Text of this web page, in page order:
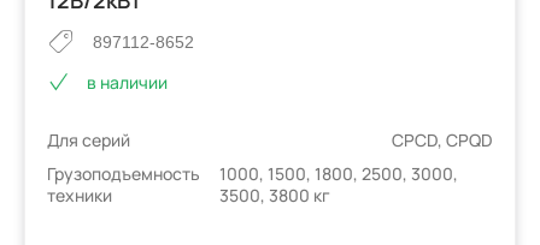
897112-8652
в наличии
Для серий
CPCD, CPQD
Грузоподъемность
техники
1000, 1500, 1800, 2500, 3000,
3500, 3800 кг